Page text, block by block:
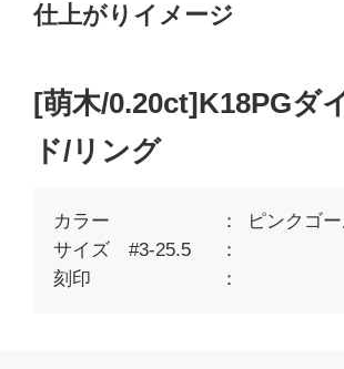
仕上がりイメージ
[萌木/0.20ct]K18PGダ
ド/リング
カラー
ピンクゴ
サイズ #3-25.5
刻印